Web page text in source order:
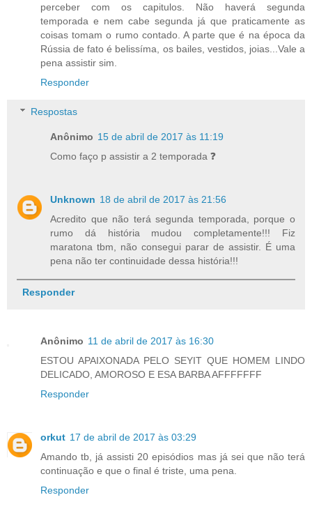
perceber com os capitulos. Não haverá segunda
temporada e nem cabe segunda já que praticamente as
coisas tomam o rumo contado. A parte que é na época da
Rússia de fato é belissíma, os bailes, vestidos, joias...Vale a
pena assistir sim.
Responder
Respostas
Anônimo 15 de abril de 2017 às 11:19
Como faço p assistir a 2 temporada ❓
Unknown 18 de abril de 2017 às 21:56
Acredito que não terá segunda temporada, porque o
rumo dá história mudou completamente!!! Fiz
maratona tbm, não consegui parar de assistir. É uma
pena não ter continuidade dessa história!!!
Responder
Anônimo 11 de abril de 2017 às 16:30
ESTOU APAIXONADA PELO SEYIT QUE HOMEM LINDO
DELICADO, AMOROSO E ESA BARBA AFFFFFFF
Responder
orkut 17 de abril de 2017 às 03:29
Amando tb, já assisti 20 episódios mas já sei que não terá
continuação e que o final é triste, uma pena.
Responder